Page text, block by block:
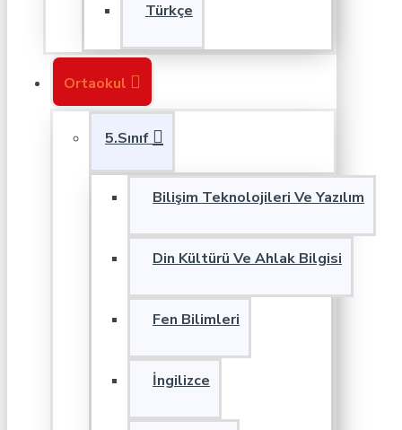
Türkçe
Ortaokul
5.Sınıf
Bilişim Teknolojileri Ve Yazılım
Din Kültürü Ve Ahlak Bilgisi
Fen Bilimleri
İngilizce